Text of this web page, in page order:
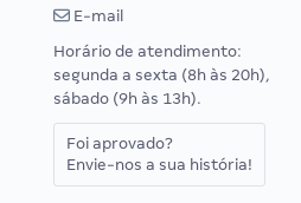
E-mail
Horário de atendimento:
segunda a sexta (8h às 20h),
sábado (9h às 13h).
Foi aprovado?
Envie-nos a sua história!